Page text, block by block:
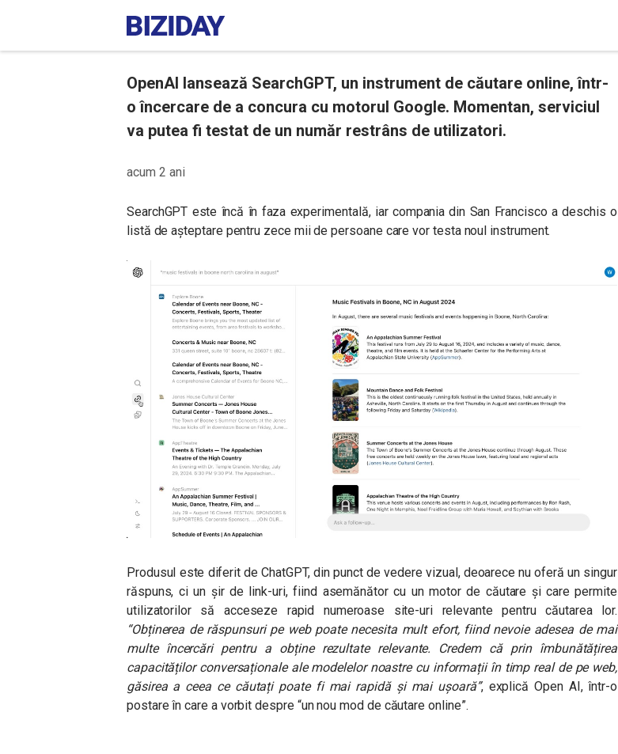
OpenAI lansează SearchGPT, un instrument de căutare online, într-
o încercare de a concura cu motorul Google. Momentan, serviciul
va putea fi testat de un număr restrâns de utilizatori.
acum 2 ani
SearchGPT este încă în faza experimentală, iar compania din San Francisco a deschis o
listă de așteptare pentru zece mii de persoane care vor testa noul instrument.
Produsul este diferit de ChatGPT, din punct de vedere vizual, deoarece nu oferă un singur
răspuns, ci un șir de link-uri, fiind asemănător cu un motor de căutare și care permite
utilizatorilor să acceseze rapid numeroase site-uri relevante pentru căutarea lor.
“Obținerea de răspunsuri pe web poate necesita mult efort, fiind nevoie adesea de mai
multe încercări pentru a obține rezultate relevante. Credem că prin îmbunătățirea
capacităților conversaționale ale modelelor noastre cu informații în timp real de pe web,
găsirea a ceea ce căutați poate fi mai rapidă și mai ușoară”, explică Open AI, într-o
postare în care a vorbit despre “un nou mod de căutare online”.